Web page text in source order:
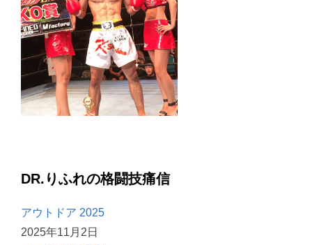
DR.りふれの格闘技痛信
アウトドア 2025
2025年11月2日